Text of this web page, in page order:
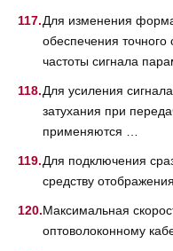
Для изменения
обеспечения точного
частоты сигнала
Для усиления
затухания при
применяются …
Для подключения
средству
Максимальная
оптоволоконному